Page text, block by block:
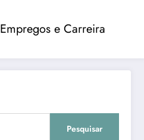
Empregos e Carreira
Pesquisar